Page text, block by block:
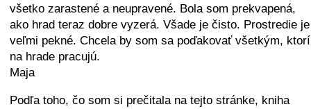
všetko zarastené a neupravené. Bola som prekvapená,
ako hrad teraz dobre vyzerá. Všade je čisto. Prostredie je
veľmi pekné. Chcela by som sa poďakovať všetkým, ktorí
na hrade pracujú.
Maja
Podľa toho, čo som si prečitala na tejto stránke, kniha